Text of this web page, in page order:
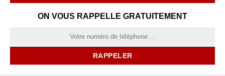
ON VOUS RAPPELLE GRATUITEMENT